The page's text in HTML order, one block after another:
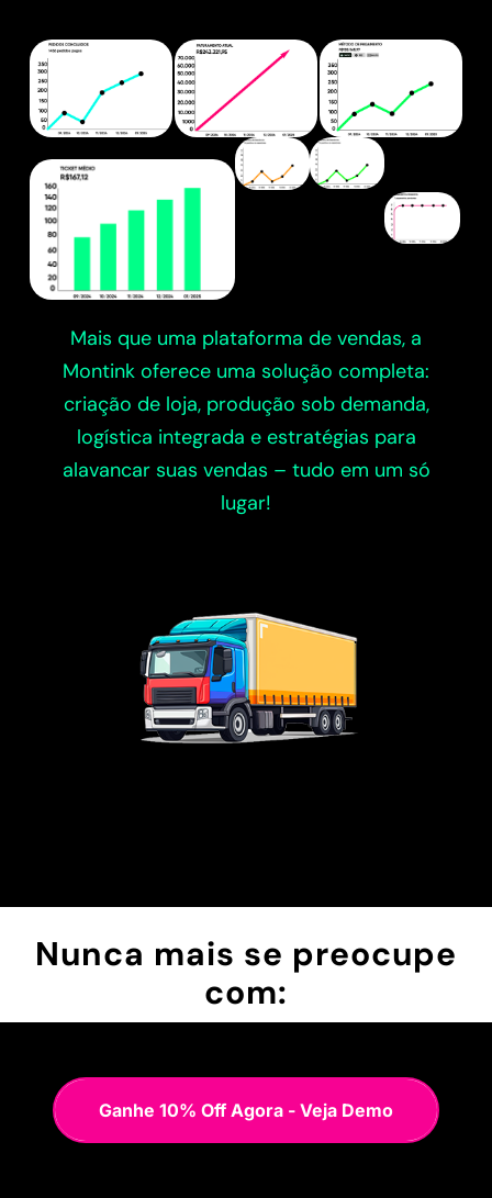
Mais que uma plataforma de vendas, a
Montink oferece uma solução completa:
criação de loja, produção sob demanda,
logística integrada e estratégias para
alavancar suas vendas – tudo em um só
lugar!
Nunca mais se preocupe
com:
Ganhe 10% Off Agora - Veja Demo